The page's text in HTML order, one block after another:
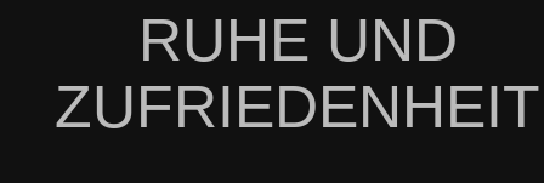
RUHE UND
ZUFRIEDENHEIT